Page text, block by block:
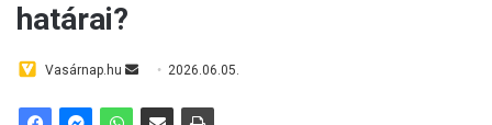
határai?
Vasárnap.hu 2026.06.05.